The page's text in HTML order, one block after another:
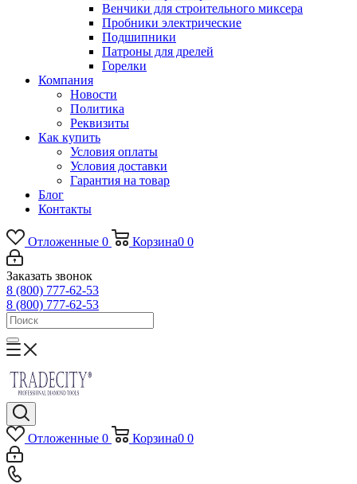
Венчики для строительного миксера
Пробники электрические
Подшипники
Патроны для дрелей
Горелки
Компания
Новости
Политика
Реквизиты
Как купить
Условия оплаты
Условия доставки
Гарантия на товар
Блог
Контакты
Отложенные 0 Корзина0 0
Заказать звонок
8 (800) 777-62-53
8 (800) 777-62-53
Отложенные 0 Корзина0 0